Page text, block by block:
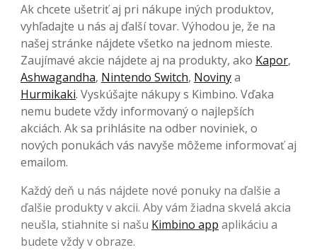
Ak chcete ušetriť aj pri nákupe iných produktov,
vyhľadajte u nás aj ďalší tovar. Výhodou je, že na
našej stránke nájdete všetko na jednom mieste.
Zaujímavé akcie nájdete aj na produkty, ako Kapor,
Ashwagandha, Nintendo Switch, Novinya
Hurmikaki. Vyskúšajte nákupy s Kimbino. Vďaka
nemu budete vždy informovaný o najlepších
akciách. Ak sa prihlásite na odber noviniek, o
nových ponukách vás navyše môžeme informovať aj
emailom.
Každý deň u nás nájdete nové ponuky na ďalšie a
ďalšie produkty v akcii. Aby vám žiadna skvelá akcia
neušla, stiahnite si našu Kimbino app aplikáciu a
budete vždy v obraze.